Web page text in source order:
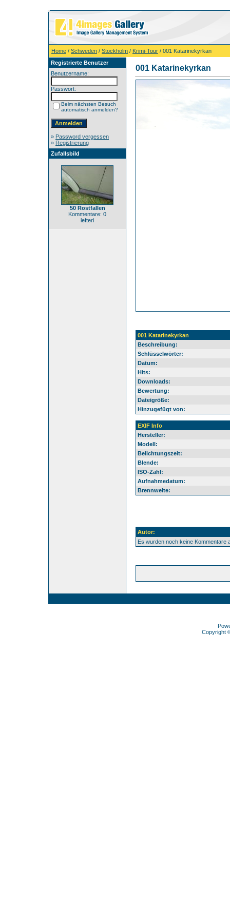
Home / Schweden / Stockholm / Krimi-Tour / 001 Katarinekyrkan
Registrierte Benutzer
Benutzername:
Passwort:
Beim nächsten Besuch
automatisch anmelden?
» Password vergessen
» Registrierung
Zufallsbild
50 Rostfallen
Kommentare: 0
lefteri
001 Katarinekyrkan
001 Katarinekyrkan
Beschreibung:
Schlüsselwörter:
Datum:
Hits:
Downloads:
Bewertung:
Dateigröße:
Hinzugefügt von:
EXIF Info
Hersteller:
Modell:
Belichtungszeit:
Blende:
ISO-Zahl:
Aufnahmedatum:
Brennweite:
Autor:
Es wurden noch keine Kommentare
Copyright